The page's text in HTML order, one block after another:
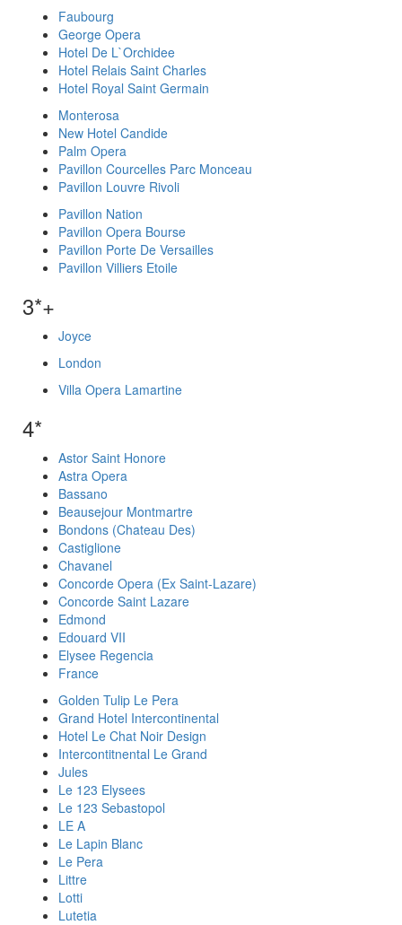
Faubourg
George Opera
Hotel De L`Orchidee
Hotel Relais Saint Charles
Hotel Royal Saint Germain
Monterosa
New Hotel Candide
Palm Opera
Pavillon Courcelles Parc Monceau
Pavillon Louvre Rivoli
Pavillon Nation
Pavillon Opera Bourse
Pavillon Porte De Versailles
Pavillon Villiers Etoile
3*+
Joyce
London
Villa Opera Lamartine
4*
Astor Saint Honore
Astra Opera
Bassano
Beausejour Montmartre
Bondons (Chateau Des)
Castiglione
Chavanel
Concorde Opera (Ex Saint-Lazare)
Concorde Saint Lazare
Edmond
Edouard VII
Elysee Regencia
France
Golden Tulip Le Pera
Grand Hotel Intercontinental
Hotel Le Chat Noir Design
Intercontitnental Le Grand
Jules
Le 123 Elysees
Le 123 Sebastopol
LE A
Le Lapin Blanc
Le Pera
Littre
Lotti
Lutetia